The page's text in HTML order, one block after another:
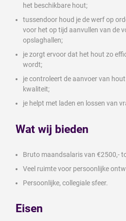
het beschikbare hout;
tussendoor houd je de werf op
voor het op tijd aanvullen van de
opslaghallen;
je zorgt ervoor dat het hout zo
wordt;
je controleert de aanvoer van
kwaliteit;
je helpt met laden en lossen van
Wat wij bieden
Bruto maandsalaris van €2500,-
Veel ruimte voor persoonlijke
Persoonlijke, collegiale sfeer.
Eisen